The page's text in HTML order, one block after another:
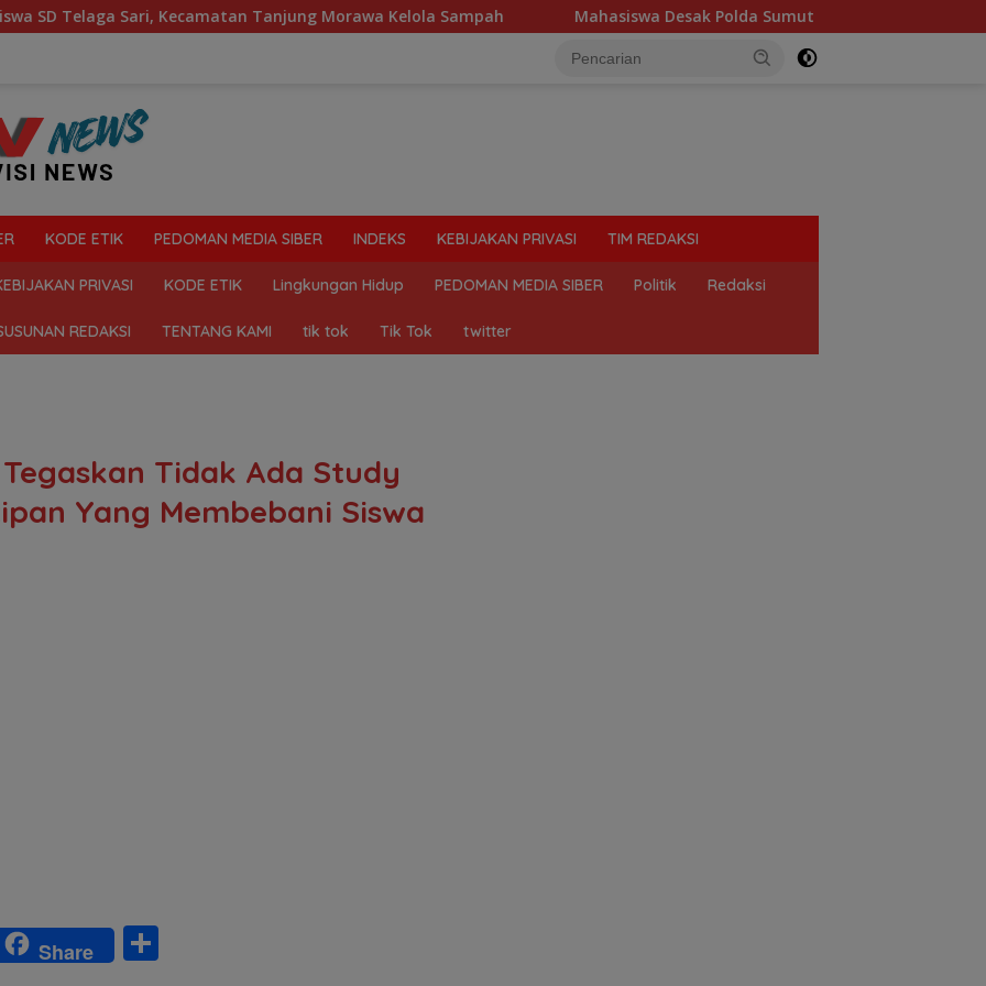
Kecamatan Tanjung Morawa Kelola Sampah Mahasiswa Desak Polda Sumut Tutup Dugaan Lokasi Judi “Las Vegas” di
KODE ETIK PEDOMAN MEDIA SIBER INDEKS KEBIJAKAN PRIVASI TIM REDAKSI
PRIVASI KODE ETIK Lingkungan Hidup PEDOMAN MEDIA SIBER Politik Redaksi
REDAKSI TENTANG KAMI tik tok Tik Tok twitter
Tidak Ada Study
Yang Membebani Siswa
Share